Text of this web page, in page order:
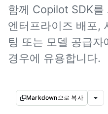
함께 Copilot SDK를
엔터프라이즈 배포,
팅 또는 모델 공급
경우에 유용합니다.
Markdown으로 복사